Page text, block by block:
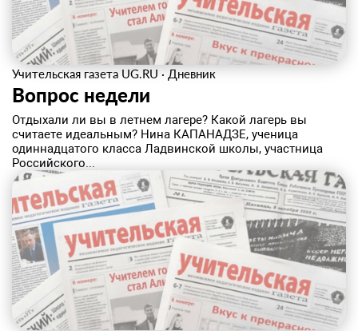
Учительская газета UG.RU · Дневник
Вопрос недели
Отдыхали ли вы в летнем лагере? Какой лагерь вы
считаете идеальным? Нина КАПАНАДЗЕ, ученица
одиннадцатого класса Ладвинской школы, участница
Российского...